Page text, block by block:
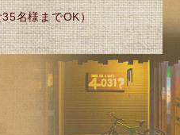
名様までOK）